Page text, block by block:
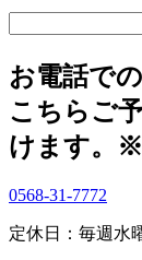
お電話で
こちらご
けます。
※
0568-31-7772
定休日：毎週水